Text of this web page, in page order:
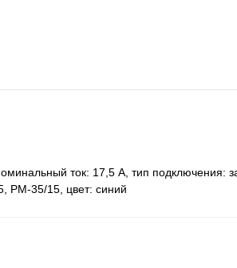
ток: 17,5 A, тип подключения:
РМ-35/15, цвет: синий